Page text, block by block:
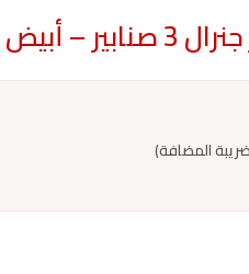
– أبيض
المضافة)